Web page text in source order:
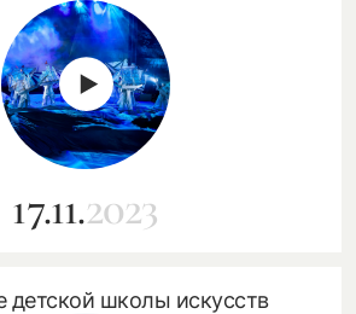
17.11.2023
детской школы искусств